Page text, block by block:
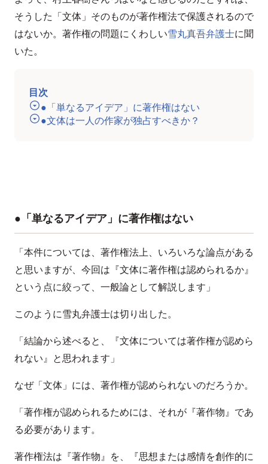
そうした「文体」そのものが著作権法で保護されるので
はないか。著作権の問題にくわしい雪丸真吾弁護士に聞
いた。
目次
●「単なるアイデア」に著作権はない
●文体は一人の作家が独占すべきか？
●「単なるアイデア」に著作権はない
「本件については、著作権法上、いろいろな論点がある
と思いますが、今回は『文体に著作権は認められるか』
という点に絞って、一般論として解説します」
このように雪丸弁護士は切り出した。
「結論から述べると、『文体については著作権が認めら
れない』と思われます」
なぜ「文体」には、著作権が認められないのだろうか。
「著作権が認められるためには、それが『著作物』であ
る必要があります。
著作権法は『著作物』を、『思想または感情を創作的に